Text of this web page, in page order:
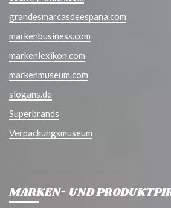
grandesmarcasdeespana.com
markenbusiness.com
markenlexikon.com
markenmuseum.com
slogans.de
Superbrands
Verpackungsmuseum
MARKEN- UND